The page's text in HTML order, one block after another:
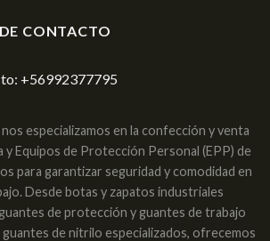
CONTACTO
+56992377795
especializamos en la confección y venta
Equipos de Protección Personal (EPP) de
para garantizar seguridad y comodidad en
Desde botas y zapatos industriales
de protección y guantes de trabajo
de nitrilo especializados, ofrecemos